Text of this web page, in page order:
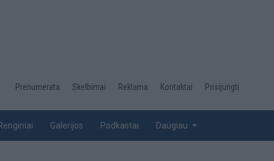
Desktop
top
Prenumerata Skelbimai Reklama Kontaktai Prisijungti
Galerijos Podkastai Daugiau